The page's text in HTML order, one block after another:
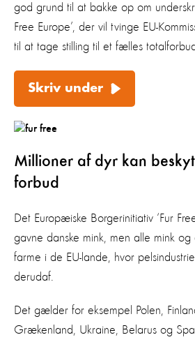
god grund til at bakke op om
Free Europe’, der vil tvinge EU-
til at tage stilling til et fælles
Skriv under
Millioner af dyr kan
forbud
Det Europæiske Borgerinitiativ ‘Fur
gavne danske mink, men alle mink
farme i de EU-lande, hvor
derudaf.
Det gælder for eksempel Polen,
Grækenland, Ukraine, Belarus og